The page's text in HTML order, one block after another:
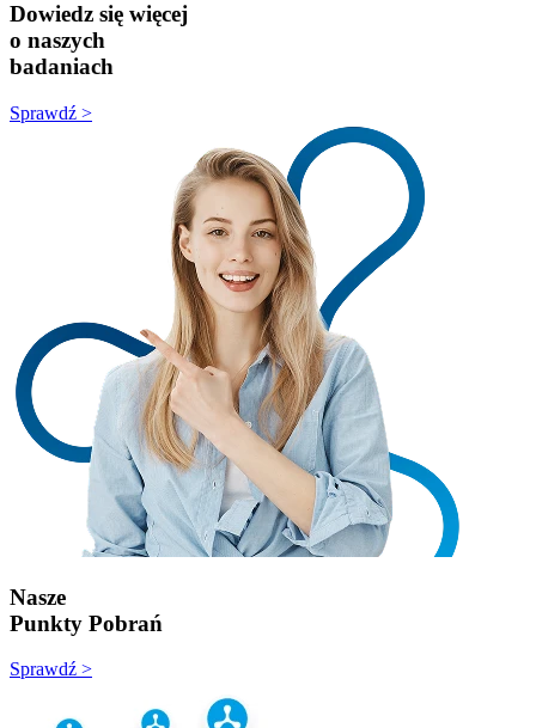
Dowiedz się więcej
o naszych
badaniach
Sprawdź >
Nasze
Punkty Pobrań
Sprawdź >